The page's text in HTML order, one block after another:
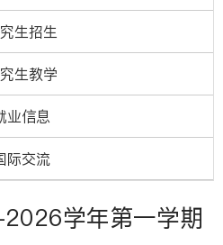
生招生
生教学
业信息
际交流
学年第一学期